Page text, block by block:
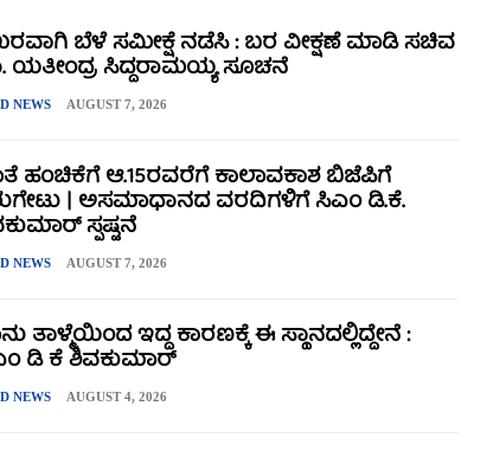
ಬೆಳೆ ಸಮೀಕ್ಷೆ ನಡೆಸಿ : ಬರ ವೀಕ್ಷಣೆ ಮಾಡಿ ಸಚಿವ
ಯತೀಂದ್ರ ಸಿದ್ದರಾಮಯ್ಯ ಸೂಚನೆ
NEWS AUGUST 7, 2026
ಹಂಚಿಕೆಗೆ ಆ.15ರವರೆಗೆ ಕಾಲಾವಕಾಶ ಬಿಜೆಪಿಗೆ
| ಅಸಮಾಧಾನದ ವರದಿಗಳಿಗೆ ಸಿಎಂ ಡಿ.ಕೆ.
ಸ್ಪಷ್ಟನೆ
NEWS AUGUST 7, 2026
ತಾಳ್ಮೆಯಿಂದ ಇದ್ದ ಕಾರಣಕ್ಕೆ ಈ ಸ್ಥಾನದಲ್ಲಿದ್ದೇನೆ :
ಡಿ ಕೆ ಶಿವಕುಮಾರ್
NEWS AUGUST 4, 2026